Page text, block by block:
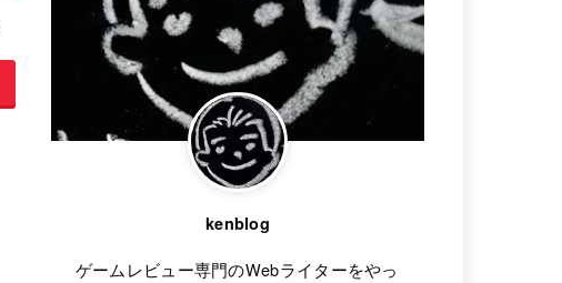
kenblog
ゲームレビュー専門のWebライターをやっ